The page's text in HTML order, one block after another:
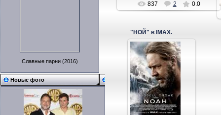
Славные парни (2016)
Новые фото
837 2 0.0
"НОЙ" в IMAX.
13.03.2014
Постер к фильму
"НОЙ" в IMAX.
nevr71